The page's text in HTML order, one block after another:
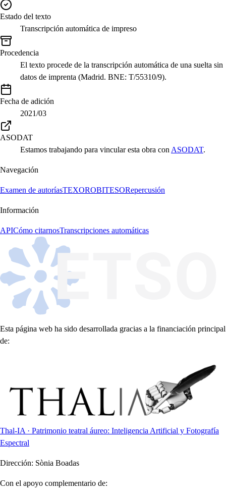
Estado del texto
Transcripción automática de impreso
Procedencia
El texto procede de la transcripción automática de una suelta sin
datos de imprenta (Madrid. BNE: T/55310/9).
Fecha de adición
2021/03
ASODAT
Estamos trabajando para vincular esta obra con ASODAT.
Navegación
Examen de autoríasTEXOROBITESORepercusión
Información
APICómo citarnosTranscripciones automáticas
Esta página web ha sido desarrollada gracias a la financiación principal
de:
Thal-IA · Patrimonio teatral áureo: Inteligencia Artificial y Fotografía
Espectral
Dirección: Sònia Boadas
Con el apoyo complementario de: